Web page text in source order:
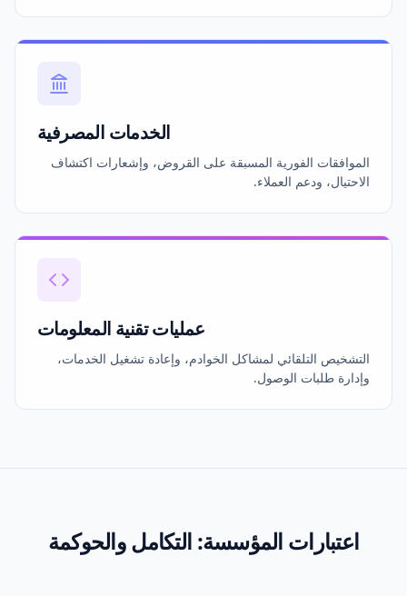
الخدمات المصرفية
الموافقات الفورية المسبقة على القروض، وإشعارات اكتشاف
الاحتيال، ودعم العملاء.
عمليات تقنية المعلومات
التشخيص التلقائي لمشاكل الخوادم، وإعادة تشغيل الخدمات،
وإدارة طلبات الوصول.
اعتبارات المؤسسة:التكامل والحوكمة